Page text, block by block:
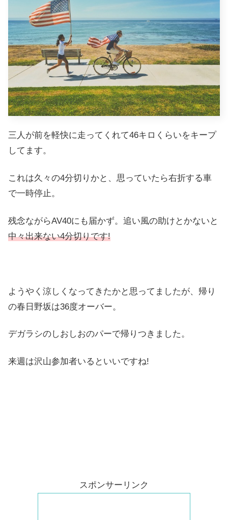
三人が前を軽快に走ってくれて46キロくらいをキープ
してます。
これは久々の4分切りかと、思っていたら右折する車
で一時停止。
残念ながらAV40にも届かず。追い風の助けとかないと
中々出来ない4分切りです!
ようやく涼しくなってきたかと思ってましたが、帰り
の春日野坂は36度オーバー。
デガラシのしおしおのパーで帰りつきました。
来週は沢山参加者いるといいですね!
スポンサーリンク